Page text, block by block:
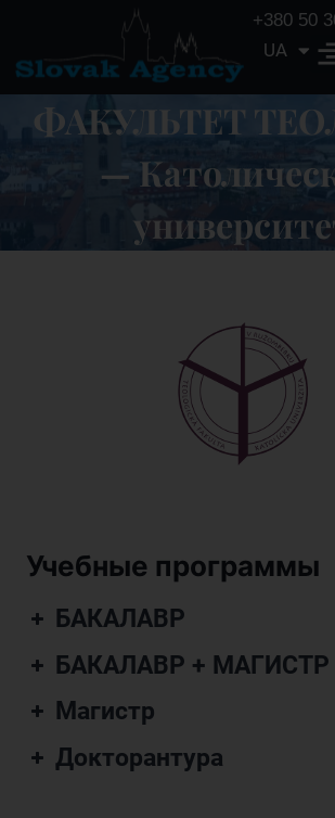
+380 50
UA
EN
ФАКУЛЬТЕТ
—
Учебные программы
БАКАЛАВР
БАКАЛАВР + МАГИСТР
Магистр
Докторантура